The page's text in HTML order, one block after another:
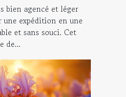
bien agencé et léger
expédition en une
et sans souci. Cet
de...